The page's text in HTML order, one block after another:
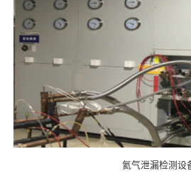
氦气泄漏检测设